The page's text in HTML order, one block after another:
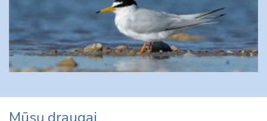
Mūsų draugai